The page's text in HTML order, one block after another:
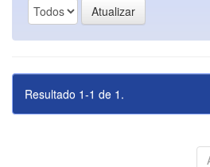
Resultado 1-1 de 1.